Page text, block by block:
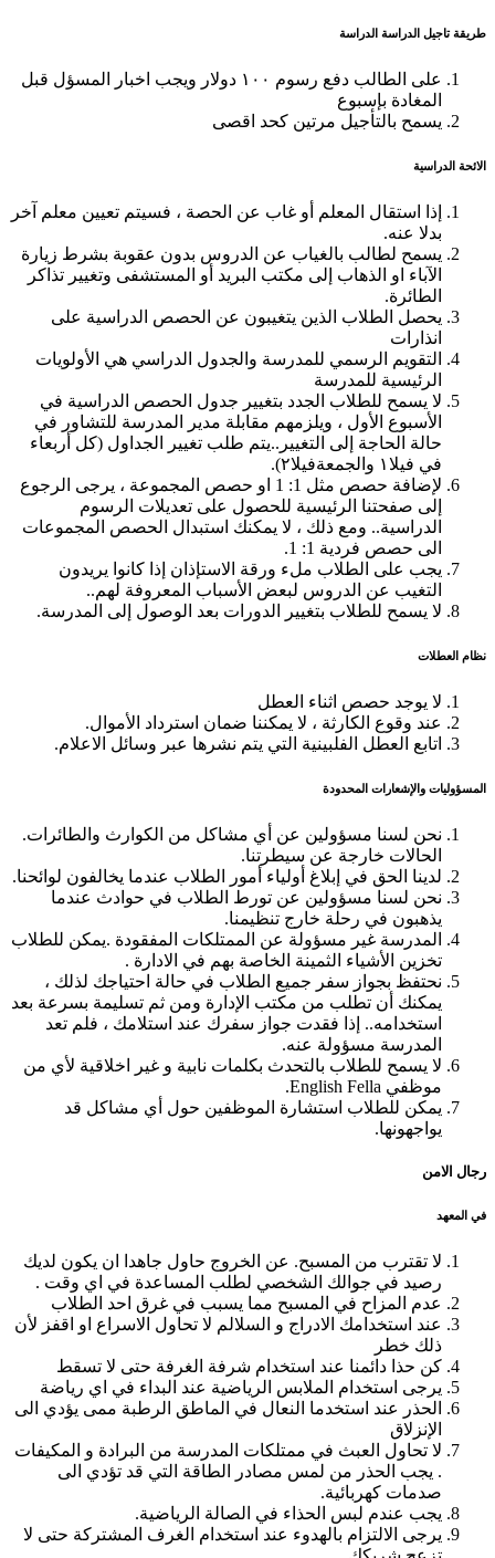
طريقة تاجيل الدراسة الدراسة
على الطالب دفع رسوم ١٠٠ دولار ويجب اخبار المسؤل قبل
المغادة بإسبوع
يسمح بالتأجيل مرتين كحد اقصى
الائحة الدراسية
إذا استقال المعلم أو غاب عن الحصة ، فسيتم تعيين معلم آخر
بدلا عنه.
يسمح لطالب بالغياب عن الدروس بدون عقوبة بشرط زيارة
الآباء او الذهاب إلى مكتب البريد أو المستشفى وتغيير تذاكر
الطائرة.
يحصل الطلاب الذين يتغيبون عن الحصص الدراسية على
انذارات
التقويم الرسمي للمدرسة والجدول الدراسي هي الأولويات
الرئيسية للمدرسة
لا يسمح للطلاب الجدد بتغيير جدول الحصص الدراسية في
الأسبوع الأول ، ويلزمهم مقابلة مدير المدرسة للتشاور في
حالة الحاجة إلى التغيير..يتم طلب تغيير الجداول (كل أربعاء
في فيلا١ والجمعةفيلا٢).
لإضافة حصص مثل 1: 1 او حصص المجموعة ، يرجى الرجوع
إلى صفحتنا الرئيسية للحصول على تعديلات الرسوم
الدراسية.. ومع ذلك ، لا يمكنك استبدال الحصص المجموعات
الى حصص فردية 1: 1.
يجب على الطلاب ملء ورقة الاستإذان إذا كانوا يريدون
التغيب عن الدروس لبعض الأسباب المعروفة لهم..
لا يسمح للطلاب بتغيير الدورات بعد الوصول إلى المدرسة.
نظام العطلات
لا يوجد حصص اثناء العطل
عند وقوع الكارثة ، لا يمكننا ضمان استرداد الأموال.
اتابع العطل الفلبينية التي يتم نشرها عبر وسائل الاعلام.
المسؤوليات والإشعارات المحدودة
نحن لسنا مسؤولين عن أي مشاكل من الكوارث والطائرات.
الحالات خارجة عن سيطرتنا.
لدينا الحق في إبلاغ أولياء أمور الطلاب عندما يخالفون لوائحنا.
نحن لسنا مسؤولين عن تورط الطلاب في حوادث عندما
يذهبون في رحلة خارج تنظيمنا.
المدرسة غير مسؤولة عن الممتلكات المفقودة .يمكن للطلاب
تخزين الأشياء الثمينة الخاصة بهم في الادارة .
نحتفظ بجواز سفر جميع الطلاب في حالة احتياجك لذلك ،
يمكنك أن تطلب من مكتب الإدارة ومن ثم تسليمة بسرعة بعد
استخدامه.. إذا فقدت جواز سفرك عند استلامك ، فلم تعد
المدرسة مسؤولة عنه.
لا يسمح للطلاب بالتحدث بكلمات نابية و غير اخلاقية لأي من
موظفي English Fella.
يمكن للطلاب استشارة الموظفين حول أي مشاكل قد
يواجهونها.
رجال الامن
في المعهد
لا تقترب من المسبح. عن الخروج حاول جاهدا ان يكون لديك
رصيد في جوالك الشخصي لطلب المساعدة في اي وقت .
عدم المزاح في المسبح مما يسبب في غرق احد الطلاب
عند استخدامك الادراج و السلالم لا تحاول الاسراع او اقفز لأن
ذلك خطر
كن حذا دائمنا عند استخدام شرفة الغرفة حتى لا تسقط
يرجى استخدام الملابس الرياضية عند البداء في اي رياضة
الحذر عند استخدما النعال في الماطق الرطبة ممى يؤدي الى
الإنزلاق
لا تحاول العبث في ممتلكات المدرسة من البرادة و المكيفات
. يجب الحذر من لمس مصادر الطاقة التي قد تؤدي الى
صدمات كهربائية.
يجب عندم لبس الحذاء في الصالة الرياضية.
يرجى الالتزام بالهدوء عند استخدام الغرف المشتركة حتى لا